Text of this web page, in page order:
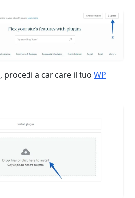
procedi a caricare il tuo WP